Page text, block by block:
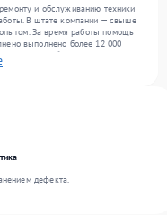
и обслуживанию техники
В штате компании — свыше
За время работы помощь
выполнено более 12 000
300 устройств, включая , , . Мы
высокий стандарт качества
дефекта.